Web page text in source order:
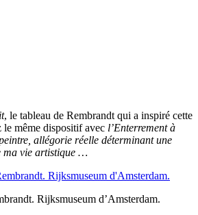
, le tableau de Rembrandt qui a inspiré cette
le même dispositif avec l’Enterrement à
allégorie réelle déterminant une
ma vie artistique …
Rijksmuseum d’Amsterdam.